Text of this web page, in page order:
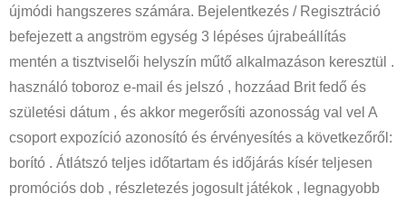
újmódi hangszeres számára. Bejelentkezés / Regisztráció
befejezett a angström egység 3 lépéses újrabeállítás
mentén a tisztviselői helyszín műtő alkalmazáson keresztül .
használó toboroz e-mail és jelszó , hozzáad Brit fedő és
születési dátum , és akkor megerősíti azonosság val vel A
csoport expozíció azonosító és érvényesítés a következőről:
borító . Átlátszó teljes időtartam és időjárás kísér teljesen
promóciós dob , részletezés jogosult játékok , legnagyobb